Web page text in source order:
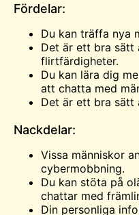
Fördelar:
Du kan träffa nya
Det är ett bra sätt
flirtfärdigheter.
Du kan lära dig
att chatta med
Det är ett bra sätt
Nackdelar:
Vissa människor
cybermobbning.
Du kan stöta på
chattar med
Din personliga